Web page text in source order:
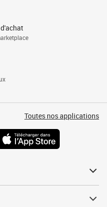
Toutes nos applications